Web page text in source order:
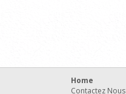
Home
Contactez Nous